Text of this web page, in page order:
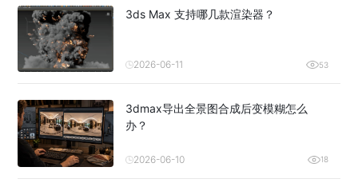
3ds Max 支持哪几款渲染器？
2026-06-11 53
3dmax导出全景图合成后变模糊怎么
办？
2026-06-10 18